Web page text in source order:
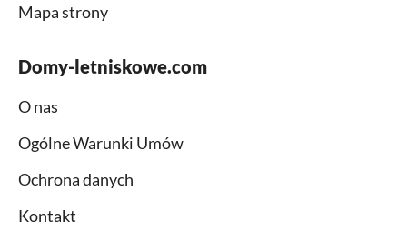
Mapa strony
Domy-letniskowe.com
O nas
Ogólne Warunki Umów
Ochrona danych
Kontakt